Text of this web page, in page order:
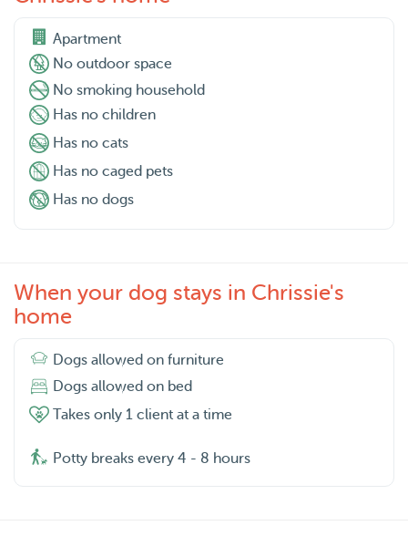
Apartment
No outdoor space
No smoking household
Has no children
Has no cats
Has no caged pets
Has no dogs
When your dog stays in Chrissie's
home
Dogs allowed on furniture
Dogs allowed on bed
Takes only 1 client at a time
Potty breaks every 4 - 8 hours